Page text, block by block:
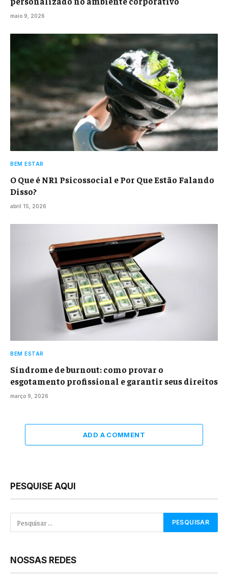
maio 9, 2026
BEM ESTAR
O Que é NR1 Psicossocial e Por Que Estão Falando
Disso?
abril 15, 2026
BEM ESTAR
Síndrome de burnout: como provar o
esgotamento profissional e garantir seus direitos
março 9, 2026
ADD A COMMENT
PESQUISE AQUI
NOSSAS REDES